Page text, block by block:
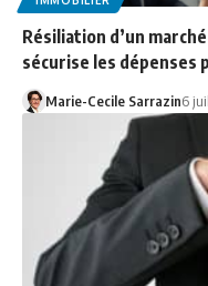
Résiliation d’un
sécurise les
Marie-Cecile Sarrazin6